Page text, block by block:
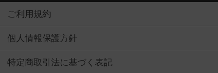
ご利用規約
個人情報保護方針
特定商取引法に基づく表記